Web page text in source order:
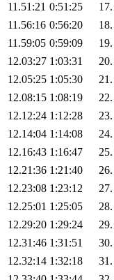
11.51:21 0:51:25 17.
11.56:16 0:56:20 18.
11.59:05 0:59:09 19.
12.03:27 1:03:31 20.
12.05:25 1:05:30 21.
12.08:15 1:08:19 22.
12.12:24 1:12:28 23.
12.14:04 1:14:08 24.
12.16:43 1:16:47 25.
12.21:36 1:21:40 26.
12.23:08 1:23:12 27.
12.25:01 1:25:05 28.
12.29:20 1:29:24 29.
12.31:46 1:31:51 30.
12.32:14 1:32:18 31.